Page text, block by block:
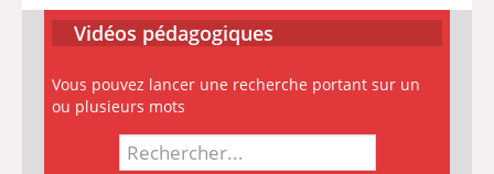
Vidéos pédagogiques
Vous pouvez lancer une recherche portant sur un
ou plusieurs mots